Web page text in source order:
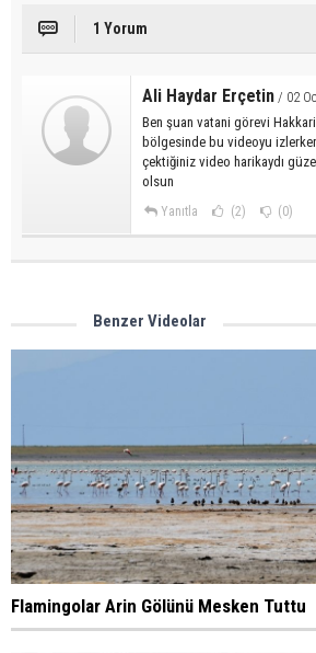
1 Yorum
Ali Haydar Erçetin / 02
Ben şuan vatani görevi
bölgesinde bu videoyu
çektiğiniz video harikaydı
olsun
Yanıtla (2) (0)
Benzer Videolar
Flamingolar Arin Gölünü Mesken Tuttu